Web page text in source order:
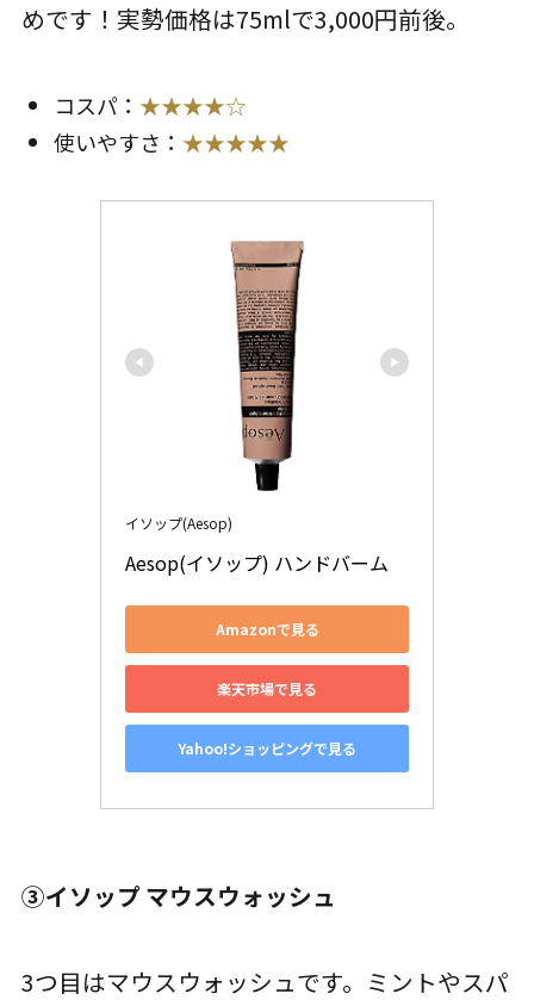
めです！実勢価格は75mlで3,000円前後。
コスパ： ★★★★☆
使いやすさ： ★★★★★
イソップ(Aesop)
Aesop(イソップ) ハンドバーム
Amazonで見る
楽天市場で見る
Yahoo!ショッピングで見る
③イソップ マウスウォッシュ
3つ目はマウスウォッシュです。ミントやスパ